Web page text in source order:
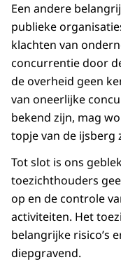
Een andere
publieke
klachten van
concurrentie door
de overheid geen
van oneerlijke
bekend zijn, mag
topje van de ijsberg
Tot slot is ons
toezichthouders
op en de controle
activiteiten. Het
belangrijke risico’s
diepgravend.